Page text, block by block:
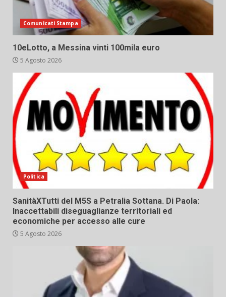
Comunicati Stampa
10eLotto, a Messina vinti 100mila euro
5 Agosto 2026
Politica
SanitàXTutti del M5S a Petralia Sottana. Di Paola:
Inaccettabili diseguaglianze territoriali ed
economiche per accesso alle cure
5 Agosto 2026